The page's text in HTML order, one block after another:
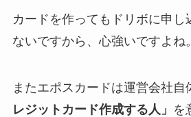
カードを作ってもドリボに申し
ないですから、心強いですよね。
またエポスカードは運営会社自
レジットカード作成する人」 を